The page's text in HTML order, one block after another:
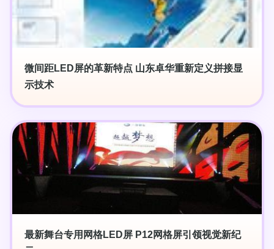
微间距LED屏的革新特点 山东卓华重新定义拼接显
示技术
最新舞台专用网格LED屏 P12网格屏引领视觉新纪